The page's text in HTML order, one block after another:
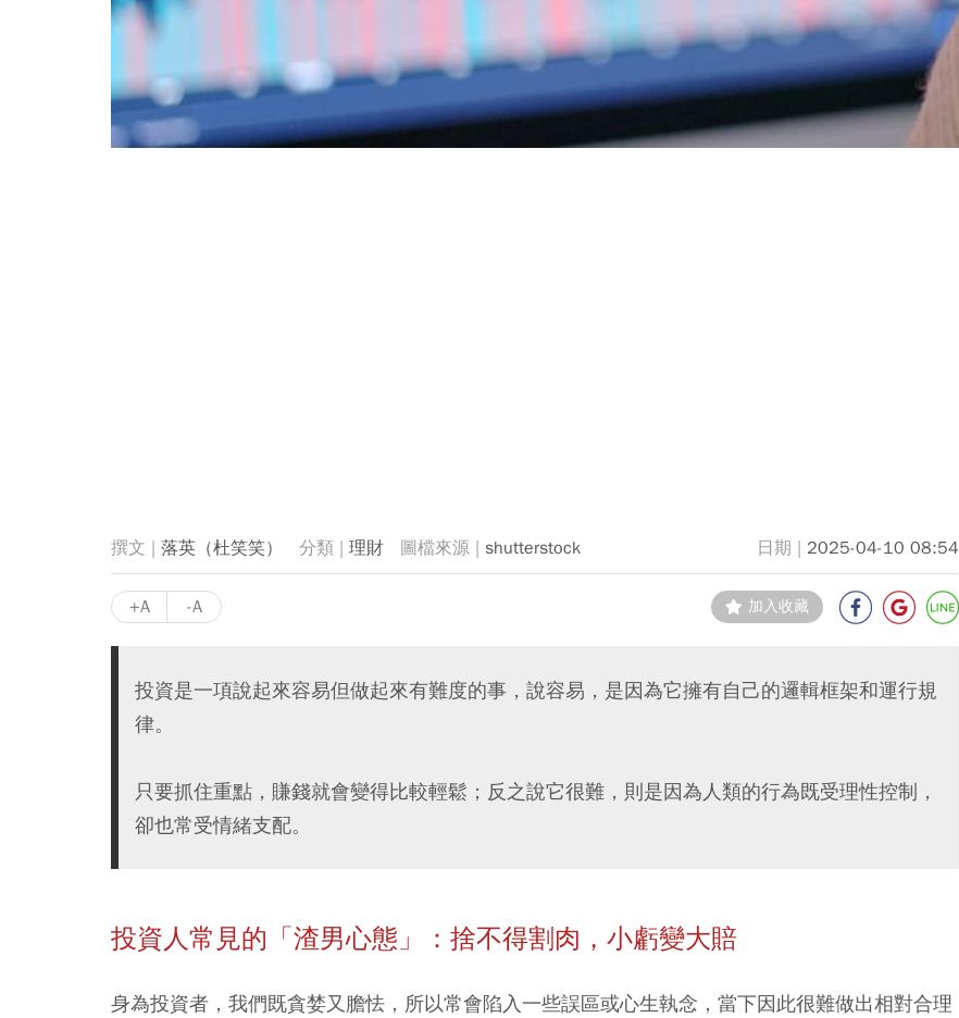
落英（杜笑笑） 理財 shutterstock 2025-04-10 08:54
+A -A 加入收藏
投資是一項說起來容易但做起來有難度的事，說容易，是因為它擁有自己的邏輯框架和運行規
律。
只要抓住重點，賺錢就會變得比較輕鬆；反之說它很難，則是因為人類的行為既受理性控制，
卻也常受情緒支配。
投資人常見的「渣男心態」：捨不得割肉，小虧變大賠
身為投資者，我們既貪婪又膽怯，所以常會陷入一些誤區或心生執念，當下因此很難做出相對合理